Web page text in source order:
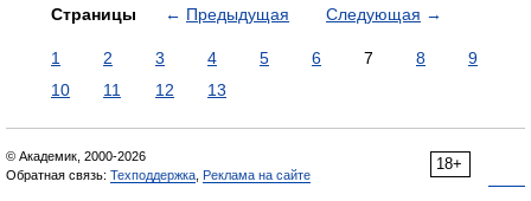
Страницы ← Предыдущая Следующая →
1 2 3 4 5 6 7 8
9
10
11 12 13
18+
© Академик, 2000-2026
Обратная связь: Техподдержка Реклама на сайте